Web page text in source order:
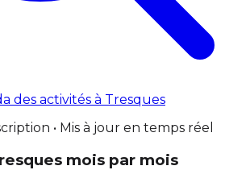
des activités à Tresques
• Mis à jour en temps réel
mois par mois